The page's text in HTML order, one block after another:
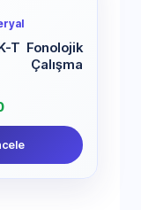
T Fonolojik
Çalışma